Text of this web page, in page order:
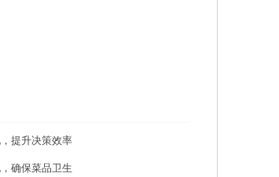
提升决策效率
确保菜品卫生